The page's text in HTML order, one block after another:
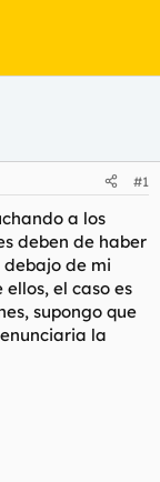
#1
a los
deben de haber
de mi
el caso es
supongo que
la